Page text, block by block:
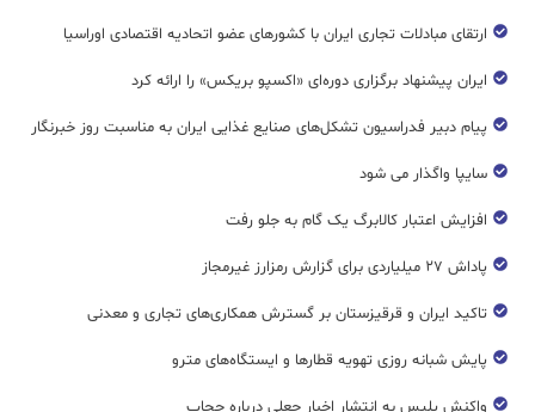
ارتقای مبادلات تجاری ایران با کشورهای عضو اتحادیه اقتصادی اوراسیا
ایران پیشنهاد برگزاری دوره‌ای «اکسپو بریکس» را ارائه کرد
پیام دبیر فدراسیون تشکل‌های صنایع غذایی ایران به مناسبت روز خبرنگار
سایپا واگذار می شود
افزایش اعتبار کالابرگ یک گام به جلو رفت
پاداش ۲۷ میلیاردی برای گزارش رمزارز غیرمجاز
تاکید ایران و قرقیزستان بر گسترش همکاری‌های تجاری و معدنی
پایش شبانه روزی تهویه قطار‌ها و ایستگاه‌های مترو
واکنش پلیس به انتشار اخبار جعلی درباره حجاب